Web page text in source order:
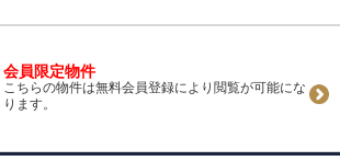
会員限定物件
こちらの物件は無料会員登録により閲覧が可能にな
ります。